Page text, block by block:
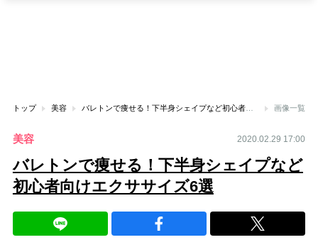
トップ 美容 バレトンで痩せる！下半身シェイプなど初心者向けエクササイズ6選 画像一覧
美容 2020.02.29 17:00
バレトンで痩せる！下半身シェイプなど
初心者向けエクササイズ6選